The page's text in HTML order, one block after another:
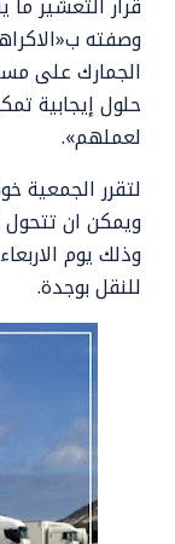
وصفته
الجمارك على
حلول إيجابية
لعملهم».
لتقرر الجمعية
ويمكن ان تتحول
للنقل بوجدة.